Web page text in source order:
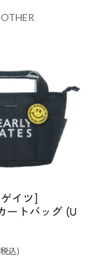
イツ]
ートバッグ (U
込)